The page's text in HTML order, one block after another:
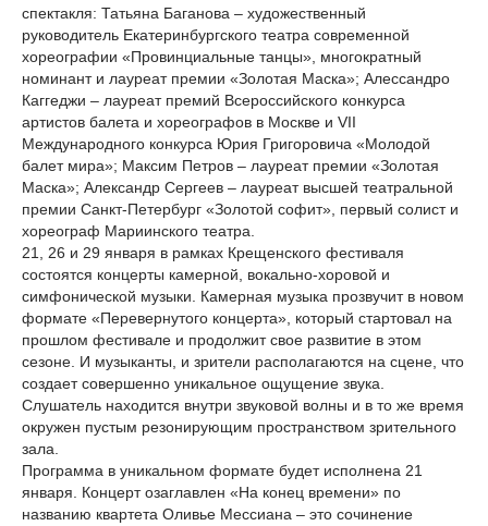
спектакля: Татьяна Баганова – художественный
руководитель Екатеринбургского театра современной
хореографии «Провинциальные танцы», многократный
номинант и лауреат премии «Золотая Маска»; Алессандро
Каггеджи – лауреат премий Всероссийского конкурса
артистов балета и хореографов в Москве и VII
Международного конкурса Юрия Григоровича «Молодой
балет мира»; Максим Петров – лауреат премии «Золотая
Маска»; Александр Сергеев – лауреат высшей театральной
премии Санкт-Петербург «Золотой софит», первый солист и
хореограф Мариинского театра.
21, 26 и 29 января в рамках Крещенского фестиваля
состоятся концерты камерной, вокально-хоровой и
симфонической музыки. Камерная музыка прозвучит в новом
формате «Перевернутого концерта», который стартовал на
прошлом фестивале и продолжит свое развитие в этом
сезоне. И музыканты, и зрители располагаются на сцене, что
создает совершенно уникальное ощущение звука.
Слушатель находится внутри звуковой волны и в то же время
окружен пустым резонирующим пространством зрительного
зала.
Программа в уникальном формате будет исполнена 21
января. Концерт озаглавлен «На конец времени» по
названию квартета Оливье Мессиана – это сочинение